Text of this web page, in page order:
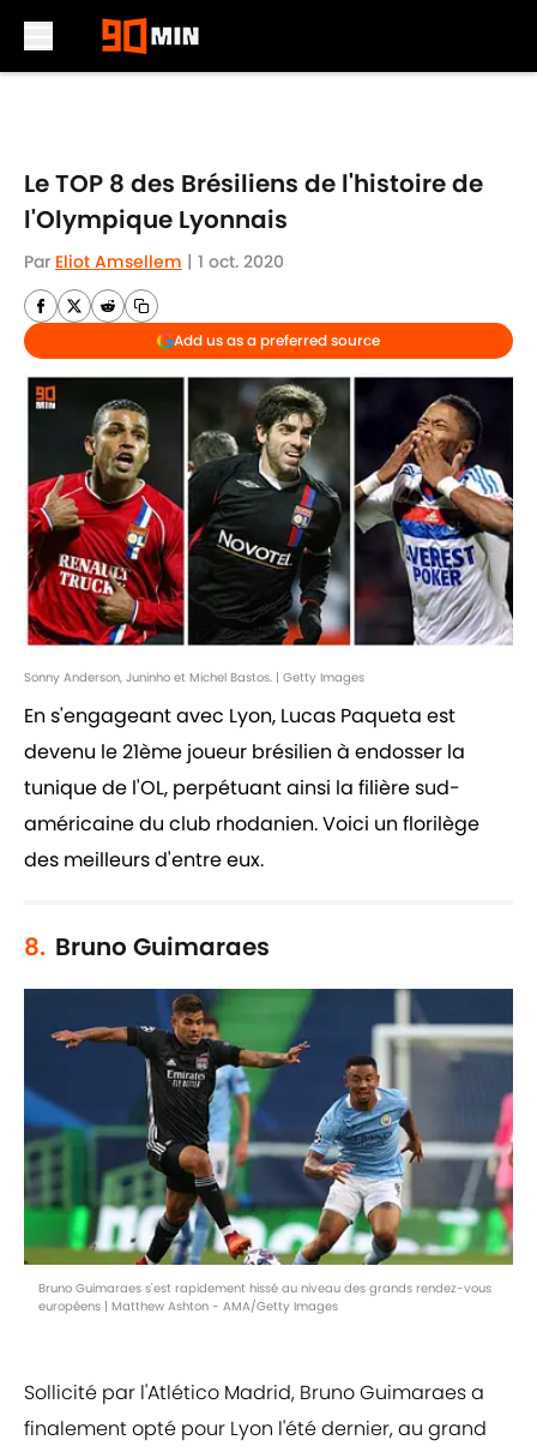
Le TOP 8 des Brésiliens de l'histoire de
l'Olympique Lyonnais
Par Eliot Amsellem | 1 oct. 2020
Add us as a preferred source
Sonny Anderson, Juninho et Michel Bastos. | Getty Images
En s'engageant avec Lyon, Lucas Paqueta est
devenu le 21ème joueur brésilien à endosser la
tunique de l'OL, perpétuant ainsi la filière sud-
américaine du club rhodanien. Voici un florilège
des meilleurs d'entre eux.
8. Bruno Guimaraes
Bruno Guimaraes s'est rapidement hissé au niveau des grands rendez-vous
européens | Matthew Ashton - AMA/Getty Images
Sollicité par l'Atlético Madrid, Bruno Guimaraes a
finalement opté pour Lyon l'été dernier, au grand